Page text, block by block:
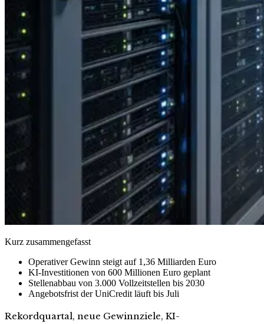
Kurz zusammengefasst
Operativer Gewinn steigt auf 1,36 Milliarden Euro
KI-Investitionen von 600 Millionen Euro geplant
Stellenabbau von 3.000 Vollzeitstellen bis 2030
Angebotsfrist der UniCredit läuft bis Juli
Rekordquartal, neue Gewinnziele, KI-